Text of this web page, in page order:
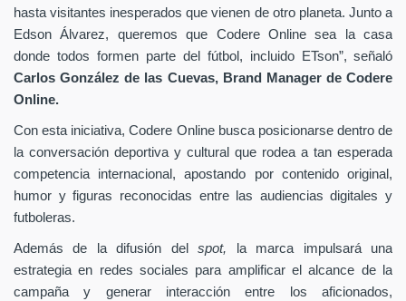
hasta visitantes inesperados que vienen de otro planeta. Junto a
Edson Álvarez, queremos que Codere Online sea la casa
donde todos formen parte del fútbol, incluido ETson”, señaló
Carlos González de las Cuevas, Brand Manager de Codere
Online.
Con esta iniciativa, Codere Online busca posicionarse dentro de
la conversación deportiva y cultural que rodea a tan esperada
competencia internacional, apostando por contenido original,
humor y figuras reconocidas entre las audiencias digitales y
futboleras.
Además de la difusión delspot,
la marca impulsará una
estrategia en redes sociales para amplificar el alcance de la
campaña y generar interacción entre los aficionados,